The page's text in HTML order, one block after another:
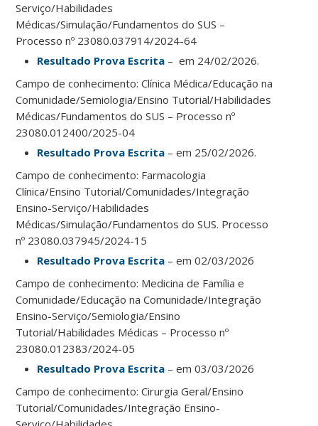
Serviço/Habilidades
Médicas/Simulação/Fundamentos do SUS –
Processo nº 23080.037914/2024-64
Resultado Prova Escrita – em 24/02/2026.
Campo de conhecimento: Clínica Médica/Educação na
Comunidade/Semiologia/Ensino Tutorial/Habilidades
Médicas/Fundamentos do SUS – Processo nº
23080.012400/2025-04
Resultado Prova Escrita – em 25/02/2026.
Campo de conhecimento: Farmacologia
Clínica/Ensino Tutorial/Comunidades/Integração
Ensino-Serviço/Habilidades
Médicas/Simulação/Fundamentos do SUS. Processo
nº 23080.037945/2024-15
Resultado Prova Escrita – em 02/03/2026
Campo de conhecimento: Medicina de Família e
Comunidade/Educação na Comunidade/Integração
Ensino-Serviço/Semiologia/Ensino
Tutorial/Habilidades Médicas – Processo nº
23080.012383/2024-05
Resultado Prova Escrita – em 03/03/2026
Campo de conhecimento: Cirurgia Geral/Ensino
Tutorial/Comunidades/Integração Ensino-